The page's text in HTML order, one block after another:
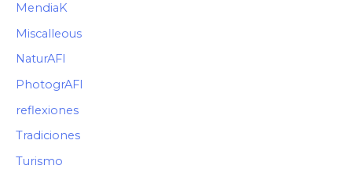
MendiaK
Miscalleous
NaturAFI
PhotogrAFI
reflexiones
Tradiciones
Turismo